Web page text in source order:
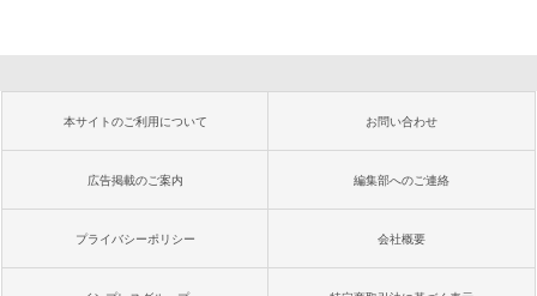
本サイトのご利用について お問い合わせ
広告掲載のご案内 編集部へのご連絡
プライバシーポリシー 会社概要